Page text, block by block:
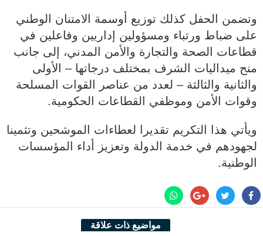
وتضمن الحفل كذلك توزيع أوسمة الامتنان الوطني
على ضباط ورتباء ومسؤولين إداريين وفاعلين في
قطاعات الصحة والتجارة والأمن المدني، إلى جانب
منح ميداليات الشرف بمختلف درجاتها – الأولى
والثانية والثالثة – لعدد من عناصر القوات المسلحة
وقوات الأمن وموظفي القطاعات الحكومية.
ويأتي هذا التكريم تقديرا لعطاءات الموشحين وتثمينا
لجهودهم في خدمة الدولة وتعزيز أداء المؤسسات
الوطنية.
مواضيع ذات علاقة